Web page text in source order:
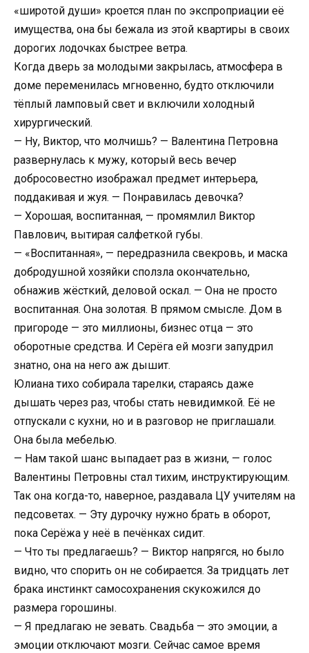
«широтой души» кроется план по экспроприации её
имущества, она бы бежала из этой квартиры в своих
дорогих лодочках быстрее ветра.
Когда дверь за молодыми закрылась, атмосфера в
доме переменилась мгновенно, будто отключили
тёплый ламповый свет и включили холодный
хирургический.
— Ну, Виктор, что молчишь? — Валентина Петровна
развернулась к мужу, который весь вечер
добросовестно изображал предмет интерьера,
поддакивая и жуя. — Понравилась девочка?
— Хорошая, воспитанная, — промямлил Виктор
Павлович, вытирая салфеткой губы.
— «Воспитанная», — передразнила свекровь, и маска
добродушной хозяйки сползла окончательно,
обнажив жёсткий, деловой оскал. — Она не просто
воспитанная. Она золотая. В прямом смысле. Дом в
пригороде — это миллионы, бизнес отца — это
оборотные средства. И Серёга ей мозги запудрил
знатно, она на него аж дышит.
Юлиана тихо собирала тарелки, стараясь даже
дышать через раз, чтобы стать невидимкой. Её не
отпускали с кухни, но и в разговор не приглашали.
Она была мебелью.
— Нам такой шанс выпадает раз в жизни, — голос
Валентины Петровны стал тихим, инструктирующим.
Так она когда-то, наверное, раздавала ЦУ учителям на
педсоветах. — Эту дурочку нужно брать в оборот,
пока Серёжа у неё в печёнках сидит.
— Что ты предлагаешь? — Виктор напрягся, но было
видно, что спорить он не собирается. За тридцать лет
брака инстинкт самосохранения скукожился до
размера горошины.
— Я предлагаю не зевать. Свадьба — это эмоции, а
эмоции отключают мозги. Сейчас самое время